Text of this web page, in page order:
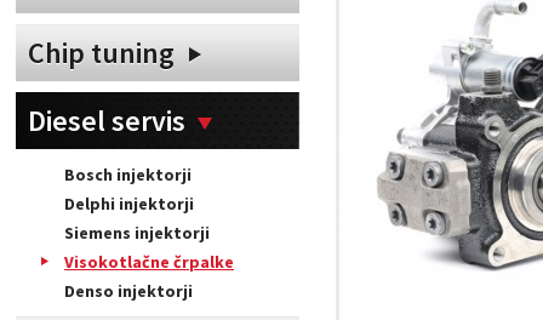
Chip tuning
Diesel servis
Bosch injektorji
Delphi injektorji
Siemens injektorji
Visokotlačne črpalke
Denso injektorji